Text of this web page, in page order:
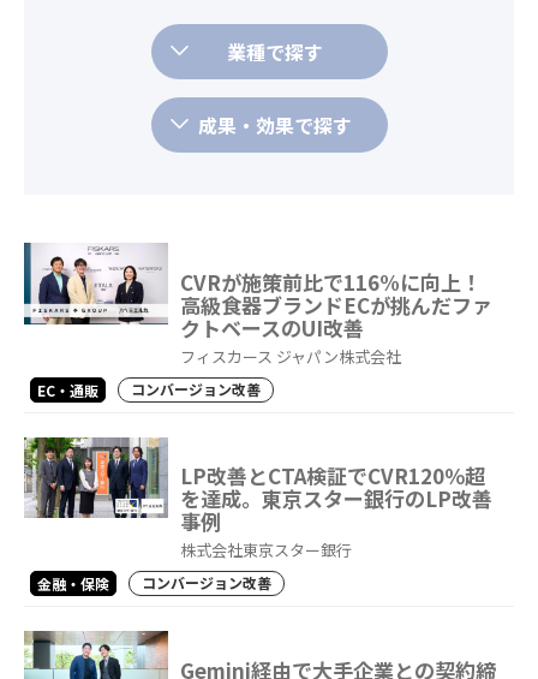
業種で探す
成果・効果で探す
CVRが施策前比で116%に向上！
高級食器ブランドECが挑んだファ
クトベースのUI改善
フィスカース ジャパン株式会社
EC・通販 コンバージョン改善
LP改善とCTA検証でCVR120％超
を達成。東京スター銀行のLP改善
事例
株式会社東京スター銀行
金融・保険 コンバージョン改善
Gemini経由で大手企業との契約締